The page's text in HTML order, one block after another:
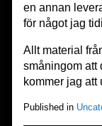
en annan
för något jag
Allt material
småningom att
kommer jag att
Published in